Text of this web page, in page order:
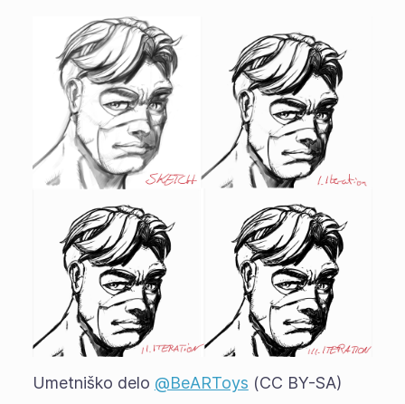
Umetniško delo @BeARToys (CC BY-SA)